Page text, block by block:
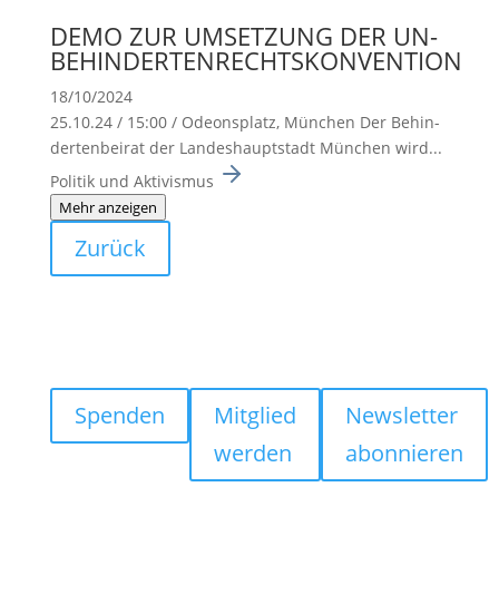
DEMO ZUR UMSETZUNG DER UN-
BEHINDERTENRECHTSKONVENTION
18/10/2024
25.10.24 / 15:00 / Odeons­platz, München Der Behin­
der­ten­beirat der Landes­haupt­stadt München wird...
Politik und Aktivismus
Mehr anzeigen
Zurück
Spenden
Mitglied
werden
Newsletter
abonnieren